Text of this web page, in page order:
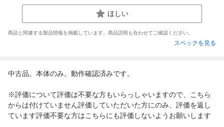
ほしい
商品と関連する製品情報を掲載しています。商品説明も合わせてご確認ください。
スペックを見る
中古品。本体のみ。動作確認済みです。
※評価について評価は不要な方もいらっしゃいますので、こちら
からは付けていません評価していただいた方にのみ、評価を返し
ています評価不要な方はこちらにも評価しないようお願いします